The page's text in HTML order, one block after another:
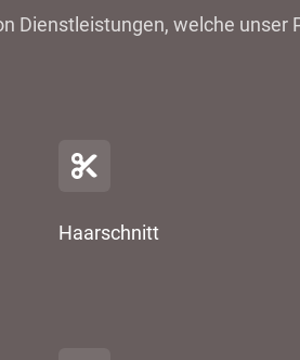
Dienstleistungen, welche unser
Haarschnitt